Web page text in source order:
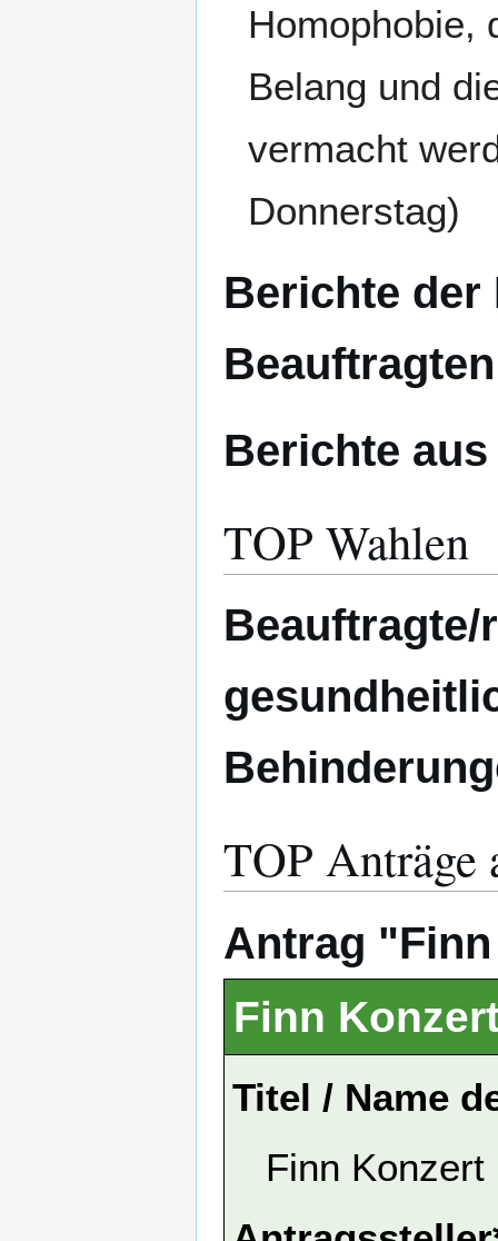
Homophobie,
Belang und
vermacht
Donnerstag)
Berichte der
Beauftragten
Berichte
TOP Wahlen
TOP Anträge
Antrag
Finn
Titel / Name
Finn Konzert